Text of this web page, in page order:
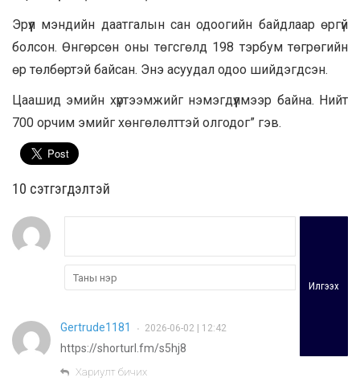
Эрүүл мэндийн даатгалын сан одоогийн байдлаар өргүй
болсон. Өнгөрсөн оны төгсгөлд 198 тэрбум төгрөгийн
өр төлбөртэй байсан. Энэ асуудал одоо шийдэгдсэн.
Цаашид эмийн хүртээмжийг нэмэгдүүлмээр байна. Нийт
700 орчим эмийг хөнгөлөлттэй олгодог” гэв.
10 cэтгэгдэлтэй
Илгээх
Gertrude1181 • 2026-06-02 | 12:42
https://shorturl.fm/s5hj8
Хариулт бичих